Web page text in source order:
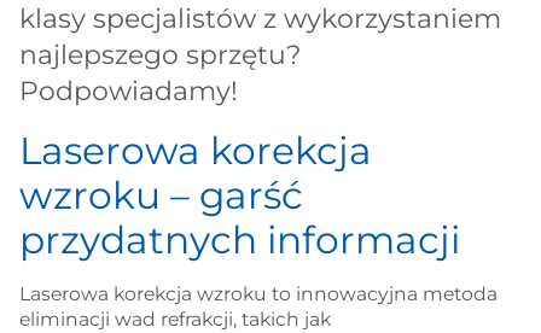
klasy specjalistów z wykorzystaniem
najlepszego sprzętu?
Podpowiadamy!
Laserowa korekcja
wzroku – garść
przydatnych informacji
Laserowa korekcja wzroku to innowacyjna metoda
eliminacji wad refrakcji, takich jak